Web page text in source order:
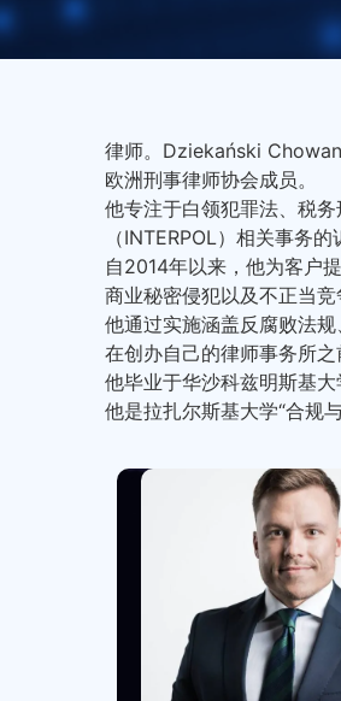
律师。Dziekański
欧洲刑事律师协会成员。
他专注于白领犯罪法、税
（INTERPOL）相关事务的
自2014年以来，他为客户
商业秘密侵犯以及不正当竞
他通过实施涵盖反腐败法
在创办自己的律师事务所
他毕业于华沙科兹明斯基
他是拉扎尔斯基大学“合规